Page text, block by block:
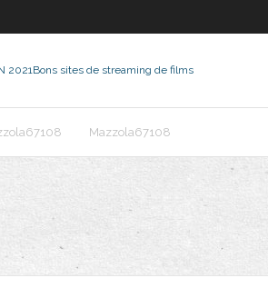
2021Bons sites de streaming de films
Mazzola67108